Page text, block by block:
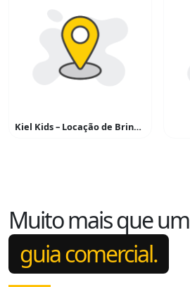
Kiel Kids – Locação de Brinquedos
Muito mais que um
guia comercial.